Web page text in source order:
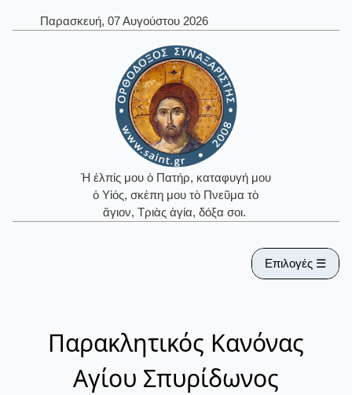
Παρασκευή, 07 Αυγούστου 2026
Ἡ ἐλπίς μου ὁ Πατήρ, καταφυγή μου
ὁ Υἱός, σκέπη μου τὸ Πνεῦμα τὸ
ἅγιον, Τριὰς ἁγία, δόξα σοι.
Επιλογές ☰
Παρακλητικός Κανόνας
Αγίου Σπυρίδωνος